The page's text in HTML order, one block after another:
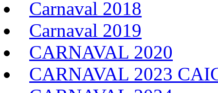
Carnaval 2018
Carnaval 2019
CARNAVAL 2020
CARNAVAL 2023